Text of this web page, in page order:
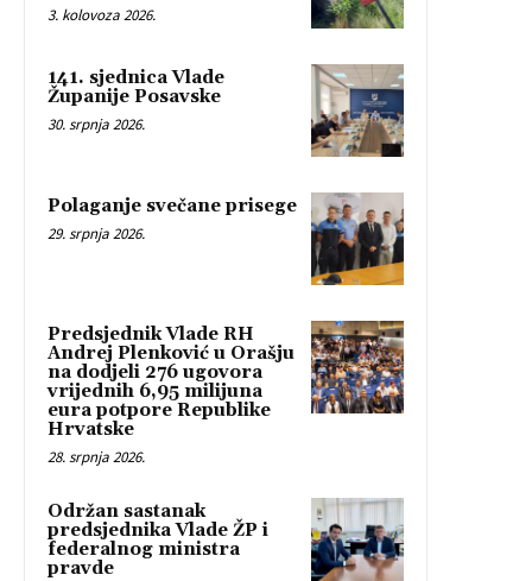
3. kolovoza 2026.
141. sjednica Vlade
Županije Posavske
30. srpnja 2026.
Polaganje svečane prisege
29. srpnja 2026.
Predsjednik Vlade RH
Andrej Plenković u Orašju
na dodjeli 276 ugovora
vrijednih 6,95 milijuna
eura potpore Republike
Hrvatske
28. srpnja 2026.
Održan sastanak
predsjednika Vlade ŽP i
federalnog ministra
pravde